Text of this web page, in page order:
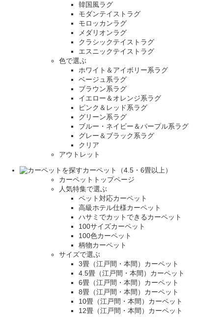
韓国風ラグ
モダンテイストラグ
モロッカンラグ
メダリオンラグ
クラシックテイストラグ
エスニックテイストラグ
色で選ぶ
ホワイト＆アイボリー系ラグ
ベージュ系ラグ
ブラウン系ラグ
イエロー＆オレンジ系ラグ
ピンク＆レッド系ラグ
グリーン系ラグ
ブルー・ネイビー＆パープル系ラグ
グレー＆ブラック系ラグ
クリア
アウトレット
カーペット（4.5・6畳以上）
カーペットトップページ
人気特集で選ぶ
ペット対応カーペット
高級ホテル仕様カーペット
ハサミでカットできるカーペット
100サイズカーペット
100色カーペット
柄物カーペット
サイズで選ぶ
3畳（江戸間・本間）カーペット
4.5畳（江戸間・本間）カーペット
6畳（江戸間・本間）カーペット
8畳（江戸間・本間）カーペット
10畳（江戸間・本間）カーペット
12畳（江戸間・本間）カーペット